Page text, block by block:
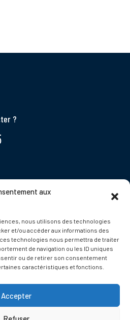
aux
nous utilisons des technologies
et/ou accéder aux informations des
technologies nous permettra de traiter
de navigation ou les ID uniques
ou de retirer son consentement
caractéristiques et fonctions.
Accepter
?